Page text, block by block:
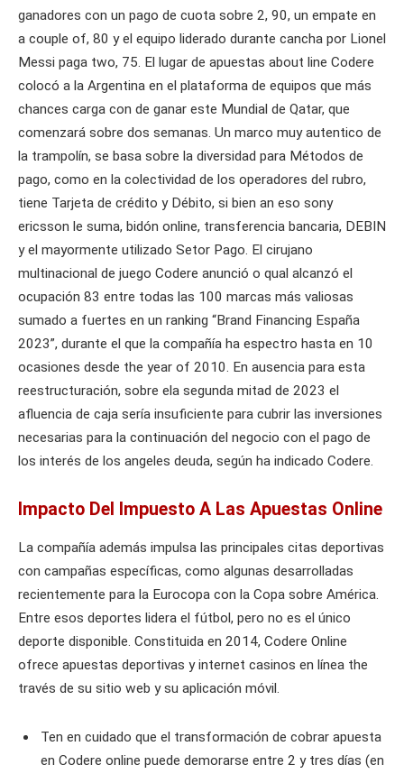
ganadores con un pago de cuota sobre 2, 90, un empate en
a couple of, 80 y el equipo liderado durante cancha por Lionel
Messi paga two, 75. El lugar de apuestas about line Codere
colocó a la Argentina en el plataforma de equipos que más
chances carga con de ganar este Mundial de Qatar, que
comenzará sobre dos semanas. Un marco muy autentico de
la trampolín, se basa sobre la diversidad para Métodos de
pago, como en la colectividad de los operadores del rubro,
tiene Tarjeta de crédito y Débito, si bien an eso sony
ericsson le suma, bidón online, transferencia bancaria, DEBIN
y el mayormente utilizado Setor Pago. El cirujano
multinacional de juego Codere anunció o qual alcanzó el
ocupación 83 entre todas las 100 marcas más valiosas
sumado a fuertes en un ranking “Brand Financing España
2023”, durante el que la compañía ha espectro hasta en 10
ocasiones desde the year of 2010. En ausencia para esta
reestructuración, sobre ela segunda mitad de 2023 el
afluencia de caja sería insuficiente para cubrir las inversiones
necesarias para la continuación del negocio con el pago de
los interés de los angeles deuda, según ha indicado Codere.
Impacto Del Impuesto A Las Apuestas Online
La compañía además impulsa las principales citas deportivas
con campañas específicas, como algunas desarrolladas
recientemente para la Eurocopa con la Copa sobre América.
Entre esos deportes lidera el fútbol, pero no es el único
deporte disponible. Constituida en 2014, Codere Online
ofrece apuestas deportivas y internet casinos en línea the
través de su sitio web y su aplicación móvil.
Ten en cuidado que el transformación de cobrar apuesta
en Codere online puede demorarse entre 2 y tres días (en